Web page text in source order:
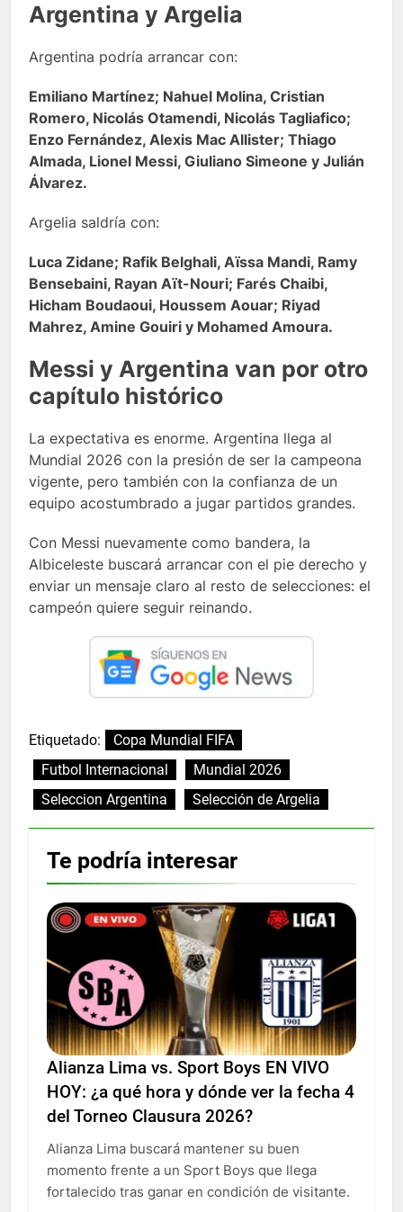
Argentina y Argelia
Argentina podría arrancar con:
Emiliano Martínez; Nahuel Molina, Cristian
Romero, Nicolás Otamendi, Nicolás Tagliafico;
Enzo Fernández, Alexis Mac Allister; Thiago
Almada, Lionel Messi, Giuliano Simeone y Julián
Álvarez.
Argelia saldría con:
Luca Zidane; Rafik Belghali, Aïssa Mandi, Ramy
Bensebaini, Rayan Aït-Nouri; Farés Chaibi,
Hicham Boudaoui, Houssem Aouar; Riyad
Mahrez, Amine Gouiri y Mohamed Amoura.
Messi y Argentina van por otro
capítulo histórico
La expectativa es enorme. Argentina llega al
Mundial 2026 con la presión de ser la campeona
vigente, pero también con la confianza de un
equipo acostumbrado a jugar partidos grandes.
Con Messi nuevamente como bandera, la
Albiceleste buscará arrancar con el pie derecho y
enviar un mensaje claro al resto de selecciones: el
campeón quiere seguir reinando.
Etiquetado:
Copa Mundial FIFA
Futbol Internacional
Mundial 2026
Seleccion Argentina
Selección de Argelia
Te podría interesar
Alianza Lima vs. Sport Boys EN VIVO
HOY: ¿a qué hora y dónde ver la fecha 4
del Torneo Clausura 2026?
Alianza Lima buscará mantener su buen
momento frente a un Sport Boys que llega
fortalecido tras ganar en condición de visitante.